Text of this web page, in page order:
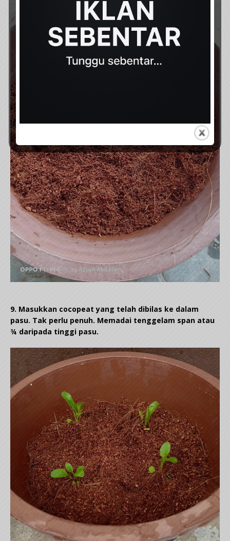
9. Masukkan cocopeat yang telah dibilas ke dalam
pasu. Tak perlu penuh. Memadai tenggelam span atau
¾ daripada tinggi pasu.